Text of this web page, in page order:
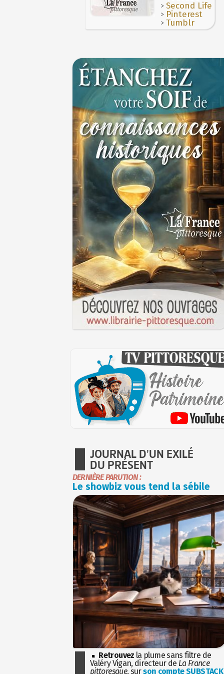
JOURNAL D'UN EXILÉ
DU PRÉSENT
DERNIÈRE PARUTION :
Le showbiz vous tend la sébile
Retrouvez la plume sans filtre de
Valéry Vigan, directeur de La France
pittoresque, surson compte SUBSTACK
>Second Life
> Pinterest
>Tumblr